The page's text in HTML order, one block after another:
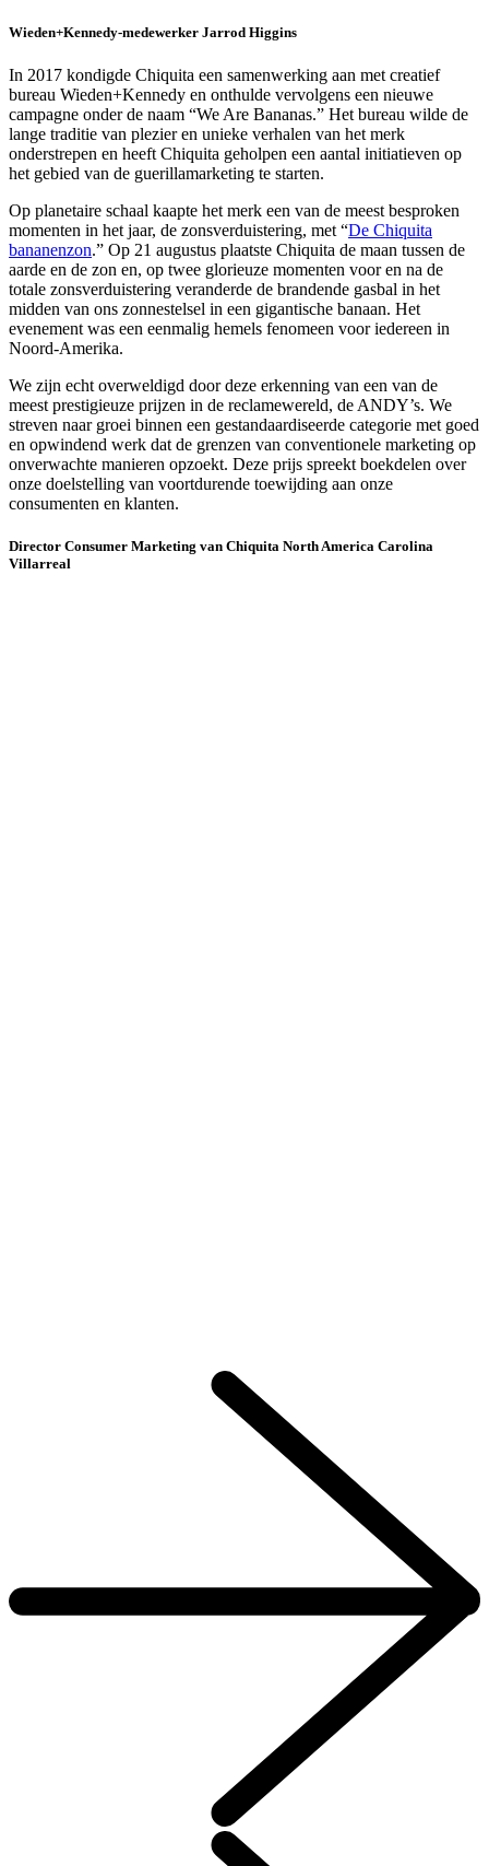
Wieden+Kennedy-medewerker Jarrod Higgins
In 2017 kondigde Chiquita een samenwerking aan met creatief
bureau Wieden+Kennedy en onthulde vervolgens een nieuwe
campagne onder de naam “We Are Bananas.” Het bureau wilde de
lange traditie van plezier en unieke verhalen van het merk
onderstrepen en heeft Chiquita geholpen een aantal initiatieven op
het gebied van de guerillamarketing te starten.
Op planetaire schaal kaapte het merk een van de meest besproken
momenten in het jaar, de zonsverduistering, met “De Chiquita
bananenzon.” Op 21 augustus plaatste Chiquita de maan tussen de
aarde en de zon en, op twee glorieuze momenten voor en na de
totale zonsverduistering veranderde de brandende gasbal in het
midden van ons zonnestelsel in een gigantische banaan. Het
evenement was een eenmalig hemels fenomeen voor iedereen in
Noord-Amerika.
We zijn echt overweldigd door deze erkenning van een van de
meest prestigieuze prijzen in de reclamewereld, de ANDY’s. We
streven naar groei binnen een gestandaardiseerde categorie met goed
en opwindend werk dat de grenzen van conventionele marketing op
onverwachte manieren opzoekt. Deze prijs spreekt boekdelen over
onze doelstelling van voortdurende toewijding aan onze
consumenten en klanten.
Director Consumer Marketing van Chiquita North America Carolina
Villarreal